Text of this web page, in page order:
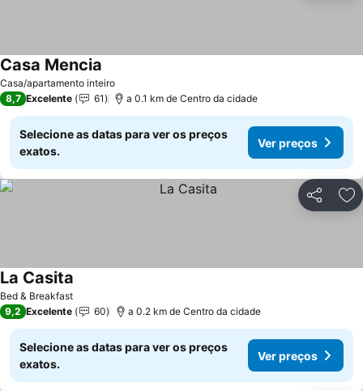
Casa/apartamento inteiro
Casa Mencia
8,7 Excelente 61 a 0.1 km de Centro da cidade
Selecione as datas para ver os preços
exatos.
Ver preços
Partilhar
Bed & Breakfast
La Casita
9,2 Excelente 60 a 0.2 km de Centro da cidade
Selecione as datas para ver os preços
exatos.
Ver preços